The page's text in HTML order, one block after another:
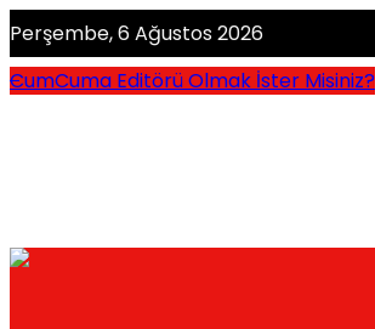
Perşembe, 6 Ağustos 2026
CumCuma Editörü Olmak İster Misiniz?